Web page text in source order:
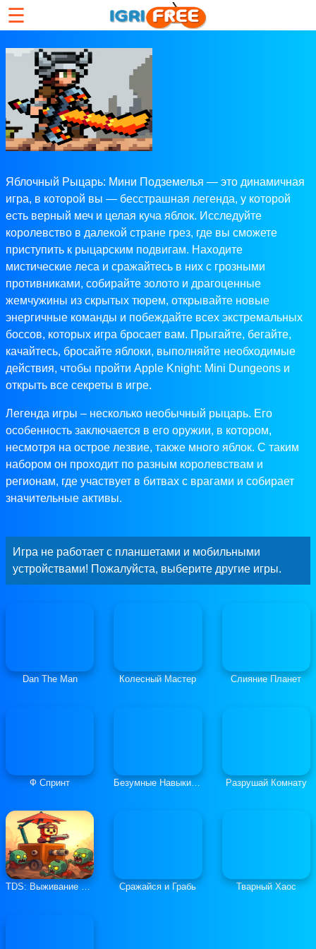
☰
Яблочный Рыцарь: Мини Подземелья — это динамичная
игра, в которой вы — бесстрашная легенда, у которой
есть верный меч и целая куча яблок. Исследуйте
королевство в далекой стране грез, где вы сможете
приступить к рыцарским подвигам. Находите
мистические леса и сражайтесь в них с грозными
противниками, собирайте золото и драгоценные
жемчужины из скрытых тюрем, открывайте новые
энергичные команды и побеждайте всех экстремальных
боссов, которых игра бросает вам. Прыгайте, бегайте,
качайтесь, бросайте яблоки, выполняйте необходимые
действия, чтобы пройти Apple Knight: Mini Dungeons и
открыть все секреты в игре.
Легенда игры – несколько необычный рыцарь. Его
особенность заключается в его оружии, в котором,
несмотря на острое лезвие, также много яблок. С таким
набором он проходит по разным королевствам и
регионам, где участвует в битвах с врагами и собирает
значительные активы.
Игра не работает с планшетами и мобильными
устройствами! Пожалуйста, выберите другие игры.
Dan The Man Колесный Мастер Слияние Планет
Ф Спринт Безумные Навыки Ралли-Кросса Разрушай Комнату
TDS: Выживание в Башне Судьбы Сражайся и Грабь Тварный Хаос